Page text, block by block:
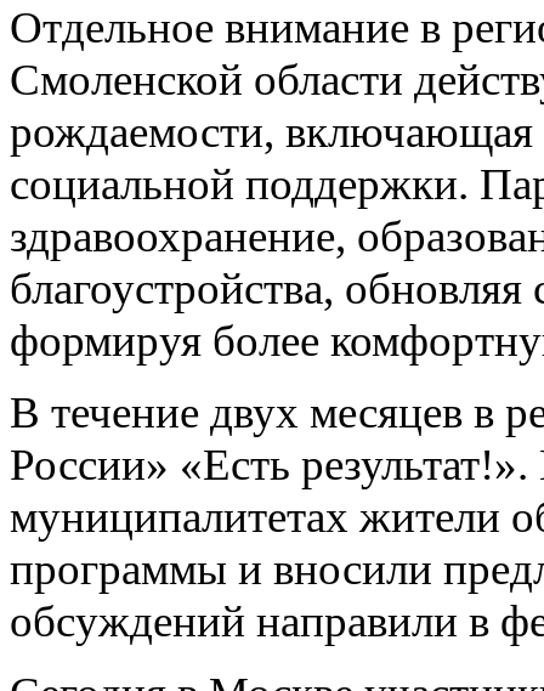
Отдельное внимание в
Смоленской области
рождаемости,
социальной поддержки.
здравоохранение,
благоустройства,
формируя более
В течение двух месяцев в
России» «Есть
муниципалитетах жители
программы и вносили
обсуждений направили в